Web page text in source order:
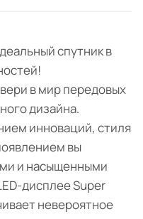
спутник в
в мир передовых
дизайна.
инноваций, стиля
вы
и насыщенными
дисплее Super
невероятное